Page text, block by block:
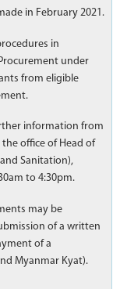
in February 2021.
in
under
from eligible
information from
office of Head of
Sanitation),
to 4:30pm.
may be
of a written
of a
Myanmar Kyat).